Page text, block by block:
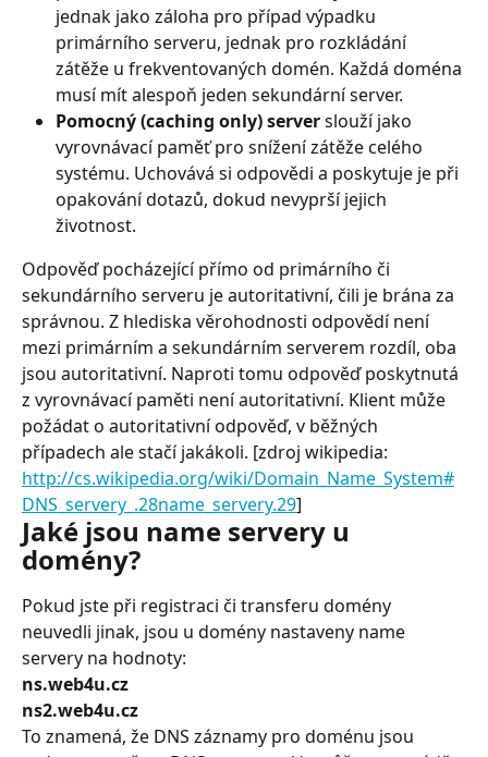
jednak jako záloha pro případ výpadku
primárního serveru, jednak pro rozkládání
zátěže u frekventovaných domén. Každá doména
musí mít alespoň jeden sekundární server.
Pomocný (caching only) server slouží jako
vyrovnávací paměť pro snížení zátěže celého
systému. Uchovává si odpovědi a poskytuje je při
opakování dotazů, dokud nevyprší jejich
životnost.
Odpověď pocházející přímo od primárního či
sekundárního serveru je autoritativní, čili je brána za
správnou. Z hlediska věrohodnosti odpovědí není
mezi primárním a sekundárním serverem rozdíl, oba
jsou autoritativní. Naproti tomu odpověď poskytnutá
z vyrovnávací paměti není autoritativní. Klient může
požádat o autoritativní odpověď, v běžných
případech ale stačí jakákoli. [zdroj wikipedia:
http://cs.wikipedia.org/wiki/Domain_Name_System#
DNS_servery_.28name_servery.29]
Jaké jsou name servery u
domény?
Pokud jste při registraci či transferu domény
neuvedli jinak, jsou u domény nastaveny name
servery na hodnoty:
ns.web4u.cz
ns2.web4u.cz
To znamená, že DNS záznamy pro doménu jsou